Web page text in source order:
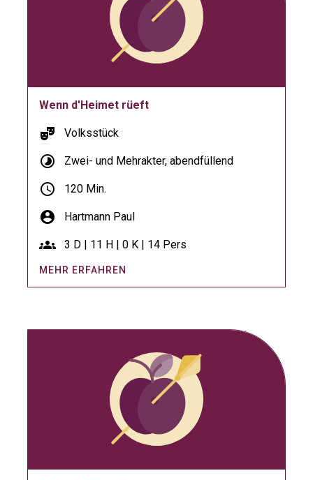
Wenn d'Heimet rüeft
theater_comedy Volksstück
timelapse Zwei- und Mehrakter, abendfüllend
schedule 120 Min.
account_circle Hartmann Paul
groups 3 D | 11 H | 0 K | 14 Pers
MEHR ERFAHREN